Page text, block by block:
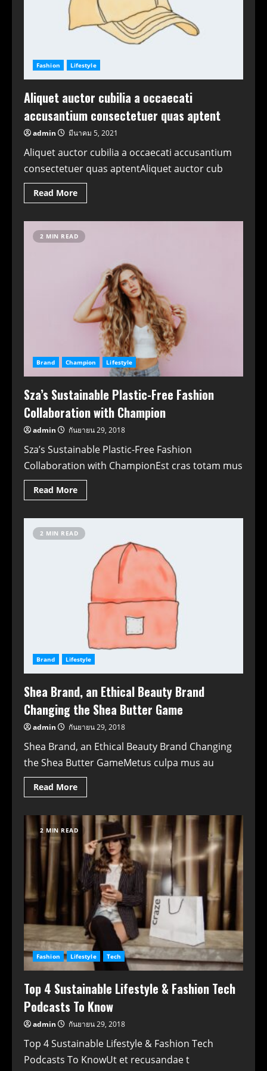
Fashion Lifestyle
Aliquet auctor cubilia a occaecati
accusantium consectetuer quas aptent
admin มีนาคม 5, 2021
Aliquet auctor cubilia a occaecati accusantium
consectetuer quas aptentAliquet auctor cub
Read More
2 MIN READ
Brand Champion Lifestyle
Sza’s Sustainable Plastic-Free Fashion
Collaboration with Champion
admin กันยายน 29, 2018
Sza’s Sustainable Plastic-Free Fashion
Collaboration with ChampionEst cras totam mus
Read More
2 MIN READ
Brand Lifestyle
Shea Brand, an Ethical Beauty Brand
Changing the Shea Butter Game
admin กันยายน 29, 2018
Shea Brand, an Ethical Beauty Brand Changing
the Shea Butter GameMetus culpa mus au
Read More
2 MIN READ
Fashion Lifestyle Tech
Top 4 Sustainable Lifestyle & Fashion Tech
Podcasts To Know
admin กันยายน 29, 2018
Top 4 Sustainable Lifestyle & Fashion Tech
Podcasts To KnowUt et recusandae t